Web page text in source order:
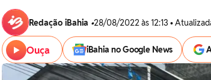
Redação iBahia •28/08/2022 às 12:13 •
Ouça iBahia no Google News